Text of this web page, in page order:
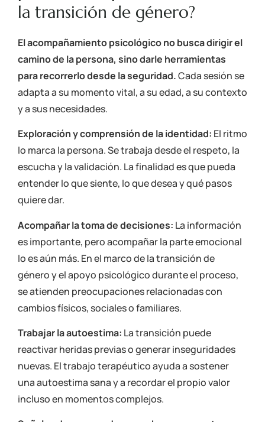
la transición de género?
El acompañamiento psicológico no busca dirigir el
camino de la persona, sino darle herramientas
para recorrerlo desde la seguridad.Cada sesión se
adapta a su momento vital, a su edad, a su contexto
y a sus necesidades.
Exploración y comprensión de la identidad: El ritmo
lo marca la persona. Se trabaja desde el respeto, la
escucha y la validación. La finalidad es que pueda
entender lo que siente, lo que desea y qué pasos
quiere dar.
Acompañar la toma de decisiones: La información
es importante, pero acompañar la parte emocional
lo es aún más. En el marco de la transición de
género y el apoyo psicológico durante el proceso,
se atienden preocupaciones relacionadas con
cambios físicos, sociales o familiares.
Trabajar la autoestima: La transición puede
reactivar heridas previas o generar inseguridades
nuevas. El trabajo terapéutico ayuda a sostener
una autoestima sana y a recordar el propio valor
incluso en momentos complejos.